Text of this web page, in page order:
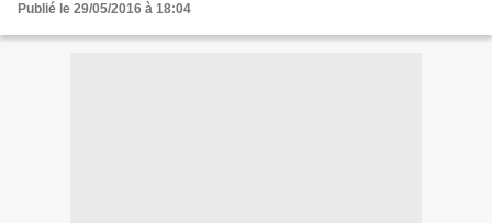
Publié le 29/05/2016 à 18:04